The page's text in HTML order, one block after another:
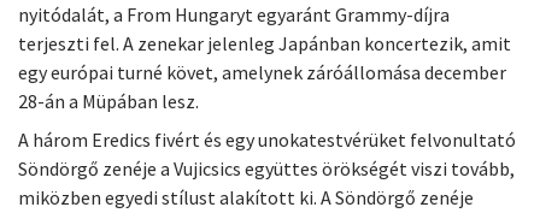
nyitódalát, a From Hungaryt egyaránt Grammy-díjra
terjeszti fel. A zenekar jelenleg Japánban koncertezik, amit
egy európai turné követ, amelynek záróállomása december
28-án a Müpában lesz.
A három Eredics fivért és egy unokatestvérüket felvonultató
Söndörgő zenéje a Vujicsics együttes örökségét viszi tovább,
miközben egyedi stílust alakított ki. A Söndörgő zenéje